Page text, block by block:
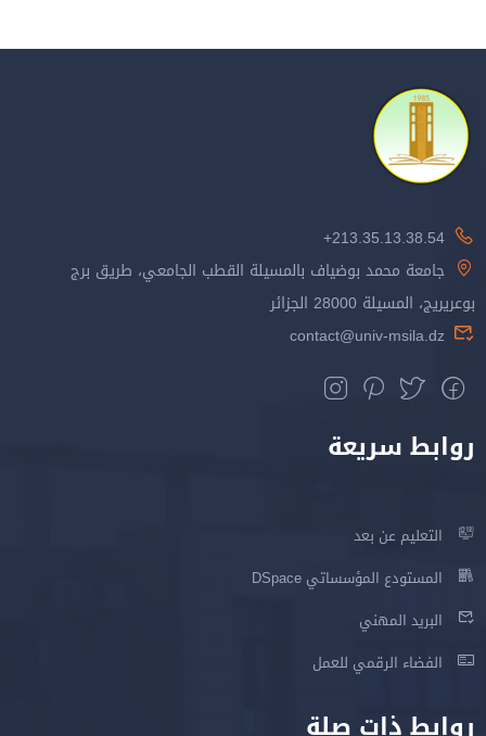
213.35.13.38.54+
جامعة محمد بوضياف بالمسيلة القطب الجامعي، طريق برج
بوعريريج، المسيلة 28000 الجزائر
contact@univ-msila.dz
روابط سريعة
التعليم عن بعد
المستودع المؤسساتي DSpace
البريد المهني
الفضاء الرقمي للعمل